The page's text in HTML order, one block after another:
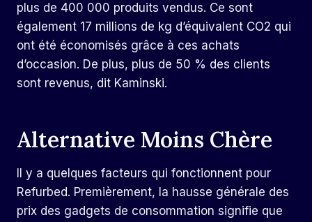
plus de 400 000 produits vendus. Ce sont
également 17 millions de kg d’équivalent CO2 qui
ont été économisés grâce à ces achats
d’occasion. De plus, plus de 50 % des clients
sont revenus, dit Kaminski.
Alternative Moins Chère
Il y a quelques facteurs qui fonctionnent pour
Refurbed. Premièrement, la hausse générale des
prix des gadgets de consommation signifie que